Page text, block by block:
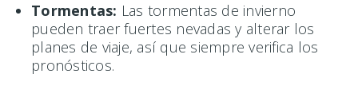
Tormentas: Las tormentas de invierno
pueden traer fuertes nevadas y alterar los
planes de viaje, así que siempre verifica los
pronósticos.